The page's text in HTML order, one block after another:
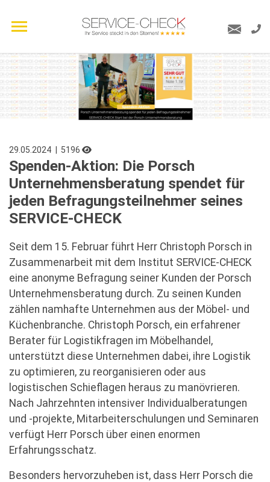
29.05.2024 | 5196
Spenden-Aktion: Die Porsch
Unternehmensberatung spendet für
jeden Befragungsteilnehmer seines
SERVICE-CHECK
Seit dem 15. Februar führt Herr Christoph Porsch in
Zusammenarbeit mit dem Institut SERVICE-CHECK
eine anonyme Befragung seiner Kunden der Porsch
Unternehmensberatung durch. Zu seinen Kunden
zählen namhafte Unternehmen aus der Möbel- und
Küchenbranche. Christoph Porsch, ein erfahrener
Berater für Logistikfragen im Möbelhandel,
unterstützt diese Unternehmen dabei, ihre Logistik
zu optimieren, zu reorganisieren oder aus
logistischen Schieflagen heraus zu manövrieren.
Nach Jahrzehnten intensiver Individualberatungen
und -projekte, Mitarbeiterschulungen und Seminaren
verfügt Herr Porsch über einen enormen
Erfahrungsschatz.
Besonders hervorzuheben ist, dass Herr Porsch die